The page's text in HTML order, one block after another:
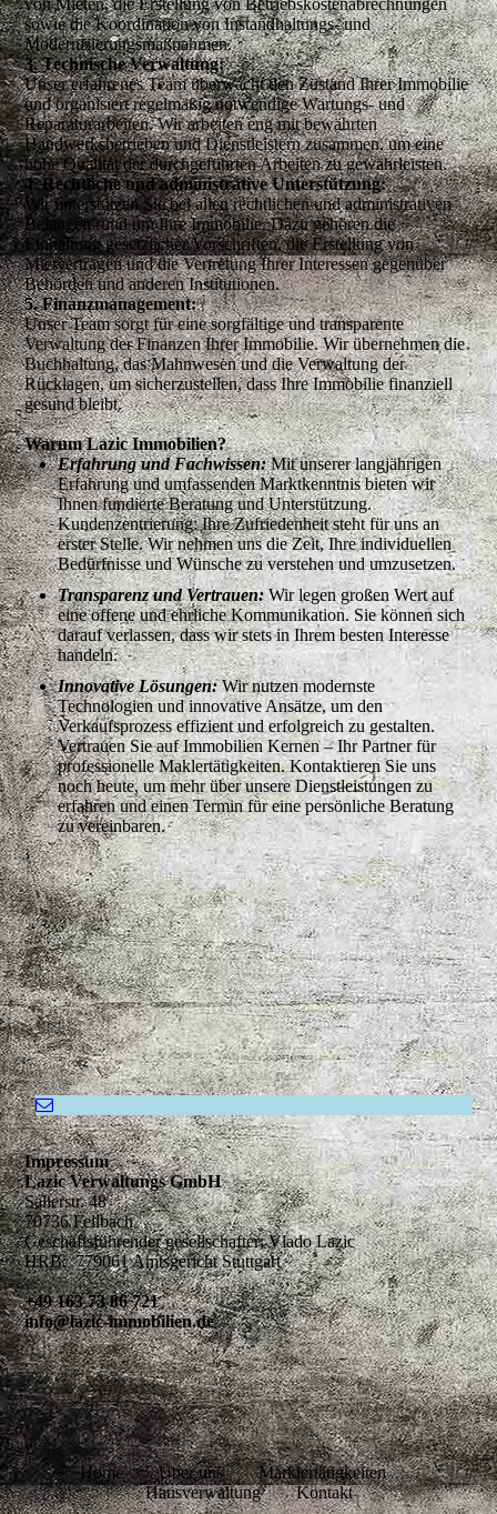
von Mieten, die Erstellung von Betriebskostenabrechnungen
sowie die Koordination von Instandhaltungs- und
Modernisierungsmaßnahmen.
3. Technische Verwaltung:
Unser erfahrenes Team überwacht den Zustand Ihrer Immobilie
und organisiert regelmäßig notwendige Wartungs- und
Reparaturarbeiten. Wir arbeiten eng mit bewährten
Handwerksbetrieben und Dienstleistern zusammen, um eine
hohe Qualität der durchgeführten Arbeiten zu gewährleisten.
4. Rechtliche und administrative Unterstützung:
Wir unterstützen Sie bei allen rechtlichen und administrativen
Belangen rund um Ihre Immobilie. Dazu gehören die
Einhaltung gesetzlicher Vorschriften, die Erstellung von
Mietverträgen und die Vertretung Ihrer Interessen gegenüber
Behörden und anderen Institutionen.
5. Finanzmanagement:
Unser Team sorgt für eine sorgfältige und transparente
Verwaltung der Finanzen Ihrer Immobilie. Wir übernehmen die
Buchhaltung, das Mahnwesen und die Verwaltung der
Rücklagen, um sicherzustellen, dass Ihre Immobilie finanziell
gesund bleibt.
Warum Lazic Immobilien?
Erfahrung und Fachwissen:Mit unserer langjährigen
Erfahrung und umfassenden Marktkenntnis bieten wir
Ihnen fundierte Beratung und Unterstützung.
Kundenzentrierung: Ihre Zufriedenheit steht für uns an
erster Stelle. Wir nehmen uns die Zeit, Ihre individuellen
Bedürfnisse und Wünsche zu verstehen und umzusetzen.
Transparenz und Vertrauen:Wir legen großen Wert auf
eine offene und ehrliche Kommunikation. Sie können sich
darauf verlassen, dass wir stets in Ihrem besten Interesse
handeln.
Innovative Lösungen:Wir nutzen modernste
Technologien und innovative Ansätze, um den
Verkaufsprozess effizient und erfolgreich zu gestalten.
Vertrauen Sie auf Immobilien Kernen – Ihr Partner für
professionelle Maklertätigkeiten. Kontaktieren Sie uns
noch heute, um mehr über unsere Dienstleistungen zu
erfahren und einen Termin für eine persönliche Beratung
zu vereinbaren.
Impressum
Lazic Verwaltungs GmbH
Salierstr. 48
70736 Fellbach
Geschäftsführender gesellschafter: Vlado Lazic
HRB: 779061 Amtsgericht Stuttgart
+49 163 73 86 721
info@lazic-immobilien.de
Home Über uns Marklertätigkeiten
Hausverwaltung Kontakt